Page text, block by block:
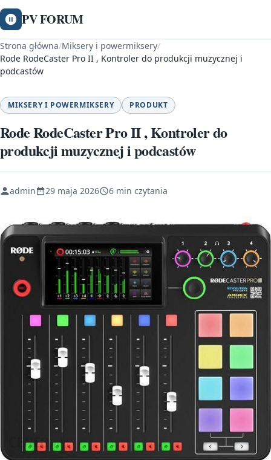
PV FORUM
Strona główna/Miksery i powermiksery/
Rode RodeCaster Pro II , Kontroler do produkcji muzycznej i
podcastów
MIKSERY I POWERMIKSERY PRODUKT
Rode RodeCaster Pro II , Kontroler do
produkcji muzycznej i podcastów
admin 29 maja 2026 6 min czytania